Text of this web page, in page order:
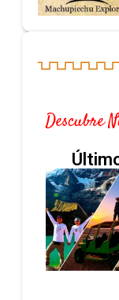
Descubre